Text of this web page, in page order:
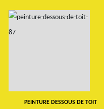
PEINTURE DESSOUS DE TOIT